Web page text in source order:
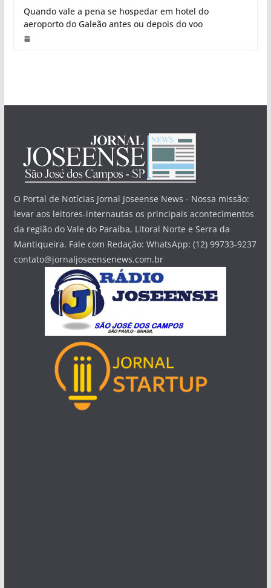
Quando vale a pena se hospedar em hotel do
aeroporto do Galeão antes ou depois do voo
O Portal de Notícias Jornal Joseense News - Nossa missão:
levar aos leitores-internautas os principais acontecimentos
da região do Vale do Paraíba, Litoral Norte e Serra da
Mantiqueira. Fale com Redação: WhatsApp: (12) 99733-9237
contato@jornaljoseensenews.com.br